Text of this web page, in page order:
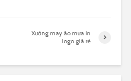
Xưởng may áo mưa in
logo giá rẻ